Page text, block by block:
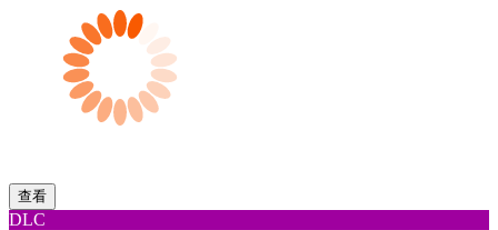
查看
DLC